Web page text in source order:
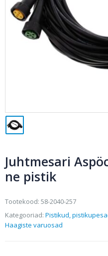
Juhtmesari
ne pistik
Tootekood: 58-2040-257
Kategooriad: Pistikud,
Haagiste varuosad